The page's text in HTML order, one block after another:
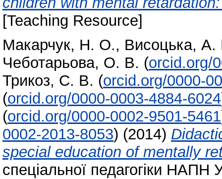
[Teaching Resource]
Макарчук, Н. О., Висоцька,
Чеботарьова, О. В. (orcid.org/
Трикоз, С. В. (orcid.org/0000-
(orcid.org/0000-0003-4884-6024
(orcid.org/0000-0002-9501-5461
0002-2013-8053) (2014)
special education of mentally
спеціальної педагогіки НАПН